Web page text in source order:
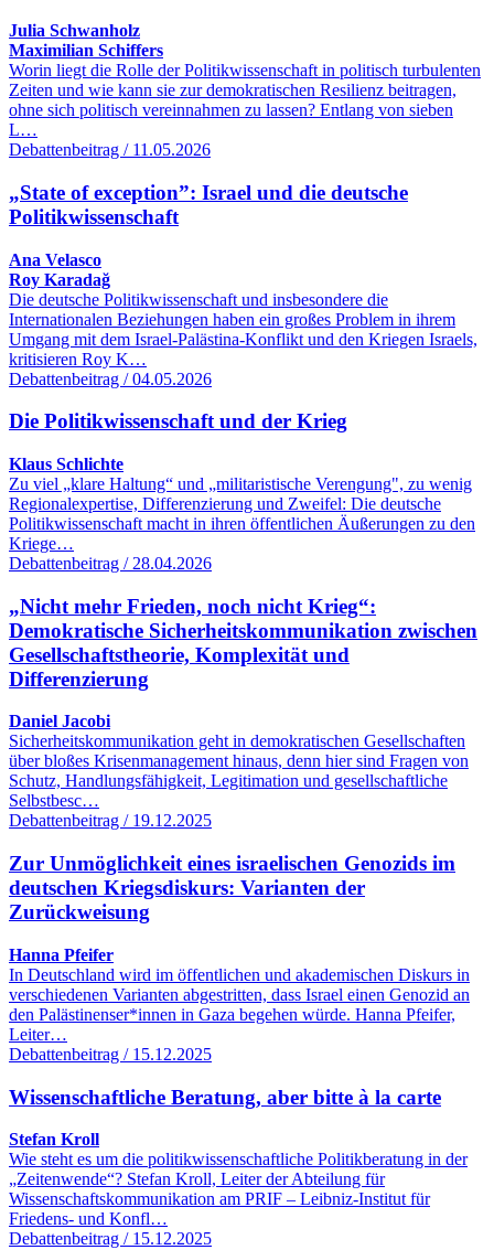
Julia Schwanholz
Maximilian Schiffers
Worin liegt die Rolle der Politikwissenschaft in politisch turbulenten
Zeiten und wie kann sie zur demokratischen Resilienz beitragen,
ohne sich politisch vereinnahmen zu lassen? Entlang von sieben
L…
Debattenbeitrag / 11.05.2026
„State of exception”: Israel und die deutsche
Politikwissenschaft
Ana Velasco
Roy Karadağ
Die deutsche Politikwissenschaft und insbesondere die
Internationalen Beziehungen haben ein großes Problem in ihrem
Umgang mit dem Israel-Palästina-Konflikt und den Kriegen Israels,
kritisieren Roy K…
Debattenbeitrag / 04.05.2026
Die Politikwissenschaft und der Krieg
Klaus Schlichte
Zu viel „klare Haltung“ und „militaristische Verengung", zu wenig
Regionalexpertise, Differenzierung und Zweifel: Die deutsche
Politikwissenschaft macht in ihren öffentlichen Äußerungen zu den
Kriege…
Debattenbeitrag / 28.04.2026
„Nicht mehr Frieden, noch nicht Krieg“:
Demokratische Sicherheitskommunikation zwischen
Gesellschaftstheorie, Komplexität und
Differenzierung
Daniel Jacobi
Sicherheitskommunikation geht in demokratischen Gesellschaften
über bloßes Krisenmanagement hinaus, denn hier sind Fragen von
Schutz, Handlungsfähigkeit, Legitimation und gesellschaftliche
Selbstbesc…
Debattenbeitrag / 19.12.2025
Zur Unmöglichkeit eines israelischen Genozids im
deutschen Kriegsdiskurs: Varianten der
Zurückweisung
Hanna Pfeifer
In Deutschland wird im öffentlichen und akademischen Diskurs in
verschiedenen Varianten abgestritten, dass Israel einen Genozid an
den Palästinenser*innen in Gaza begehen würde. Hanna Pfeifer,
Leiter…
Debattenbeitrag / 15.12.2025
Wissenschaftliche Beratung, aber bitte à la carte
Stefan Kroll
Wie steht es um die politikwissenschaftliche Politikberatung in der
„Zeitenwende“? Stefan Kroll, Leiter der Abteilung für
Wissenschaftskommunikation am PRIF – Leibniz-Institut für
Friedens- und Konfl…
Debattenbeitrag / 15.12.2025